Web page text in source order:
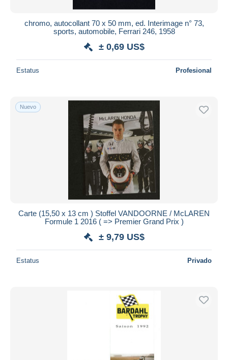
Bancontact
iDeal
Maestro
Residencia del vendedor
Aplicar
chromo, autocollant 70 x 50 mm, ed. Interimage n° 73,
sports, automobile, Ferrari 246, 1958
± 0,69 US$
Estatus Profesional
Nuevo
Carte (15,50 x 13 cm ) Stoffel VANDOORNE / McLAREN
Formule 1 2016 ( => Premier Grand Prix )
± 9,79 US$
Estatus Privado